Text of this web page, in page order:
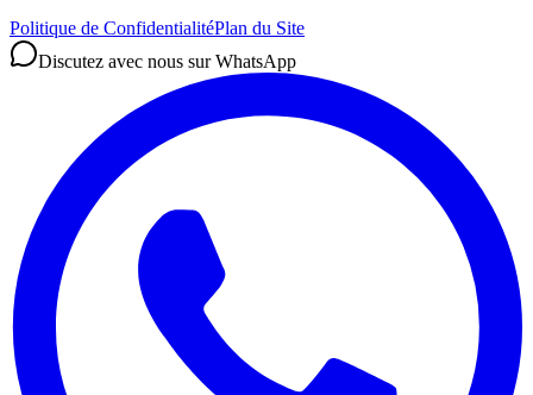
Politique de ConfidentialitéPlan du Site
Discutez avec nous sur WhatsApp